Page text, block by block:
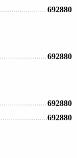
692880
692880
692880
692880